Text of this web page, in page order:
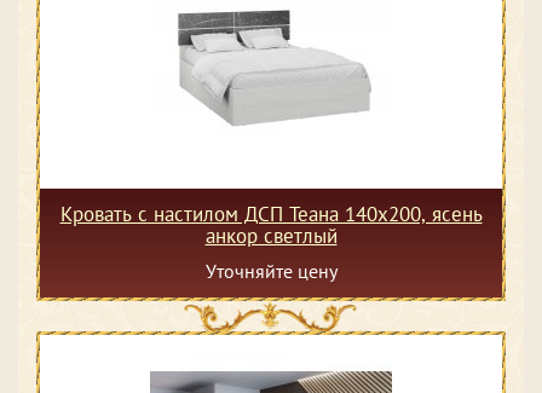
Кровать с настилом ДСП Теана 140х200, ясень
анкор светлый
Уточняйте цену